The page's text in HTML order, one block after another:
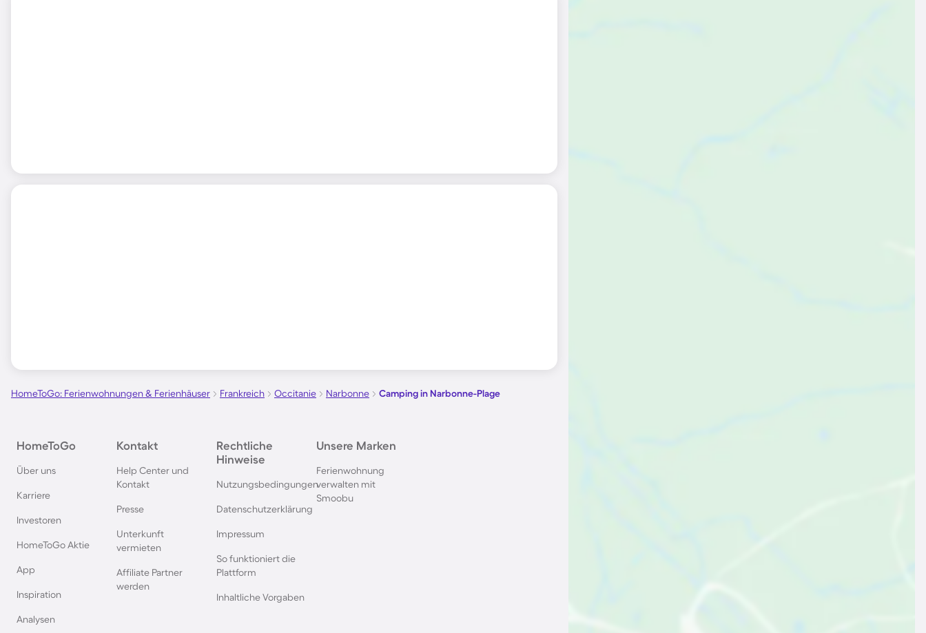
HomeToGo: Ferienwohnungen & Ferienhäuser Frankreich Occitanie Narbonne Camping in Narbonne-Plage
HomeToGo
Über uns
Karriere
Investoren
HomeToGo Aktie
App
Inspiration
Analysen
Kontakt
Help Center und
Kontakt
Presse
Unterkunft
vermieten
Affiliate Partner
werden
Rechtliche
Hinweise
Nutzungsbedingungen
Datenschutzerklärung
Impressum
So funktioniert die
Plattform
Inhaltliche Vorgaben
Unsere Marken
Ferienwohnung
verwalten mit
Smoobu